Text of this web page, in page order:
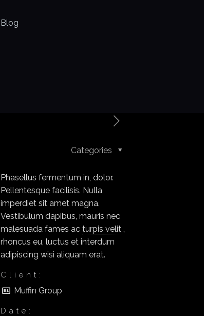
Blog
Categories
Phasellus fermentum in, dolor.
Pellentesque facilisis. Nulla
imperdiet sit amet magna.
Vestibulum dapibus, mauris nec
malesuada fames ac turpis velit,
rhoncus eu, luctus et interdum
adipiscing wisi aliquam erat.
Client:
Muffin Group
Date: